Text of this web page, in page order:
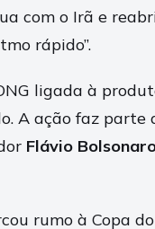
com o Irã e
rápido”.
ligada à
A ação faz parte
Flávio
rumo à Copa